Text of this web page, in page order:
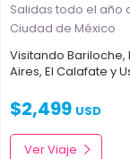
Salidas todo el año
Ciudad de México
Visitando Bariloche,
Aires, El Calafate y
$2,499 USD
Ver Viaje